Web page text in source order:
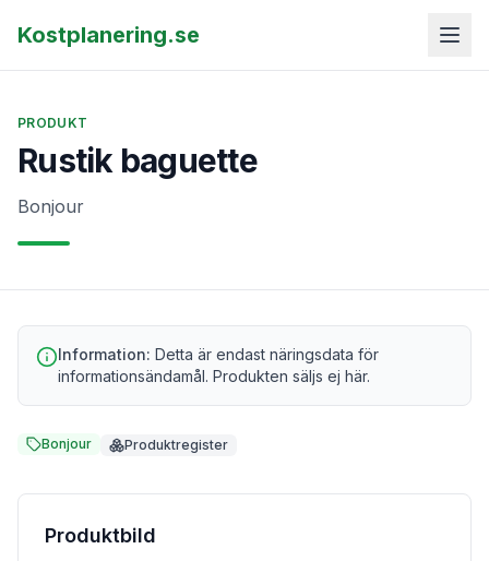
Kostplanering.se
PRODUKT
Rustik baguette
Bonjour
Information: Detta är endast näringsdata för
informationsändamål. Produkten säljs ej här.
Bonjour Produktregister
Produktbild